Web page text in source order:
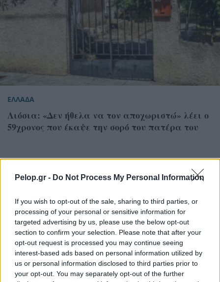
Pelop.gr - Do Not Process My Personal Information
If you wish to opt-out of the sale, sharing to third parties, or
processing of your personal or sensitive information for
targeted advertising by us, please use the below opt-out
section to confirm your selection. Please note that after your
opt-out request is processed you may continue seeing
interest-based ads based on personal information utilized by
us or personal information disclosed to third parties prior to
your opt-out. You may separately opt-out of the further
ΕΛΛΑΔΑ
Λιόσια: «Δεν ήθελα να τον αποχωριστώ» λέει ο
59χρονος που έκαψε την σορό του πατέρα του